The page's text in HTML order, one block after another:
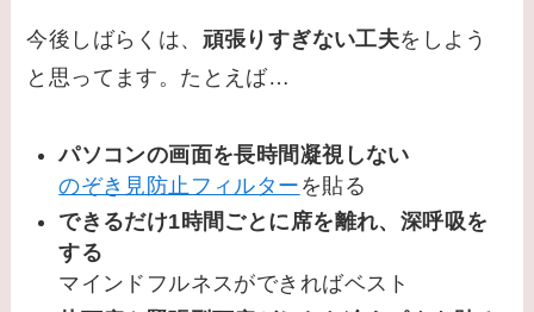
今後しばらくは、 頑張りすぎない工夫をしよう
と思ってます。たとえば…
パソコンの画面を長時間凝視しない
のぞき見防止フィルター を貼る
できるだけ1時間ごとに席を離れ、深呼吸を
する
マインドフルネスができればベスト